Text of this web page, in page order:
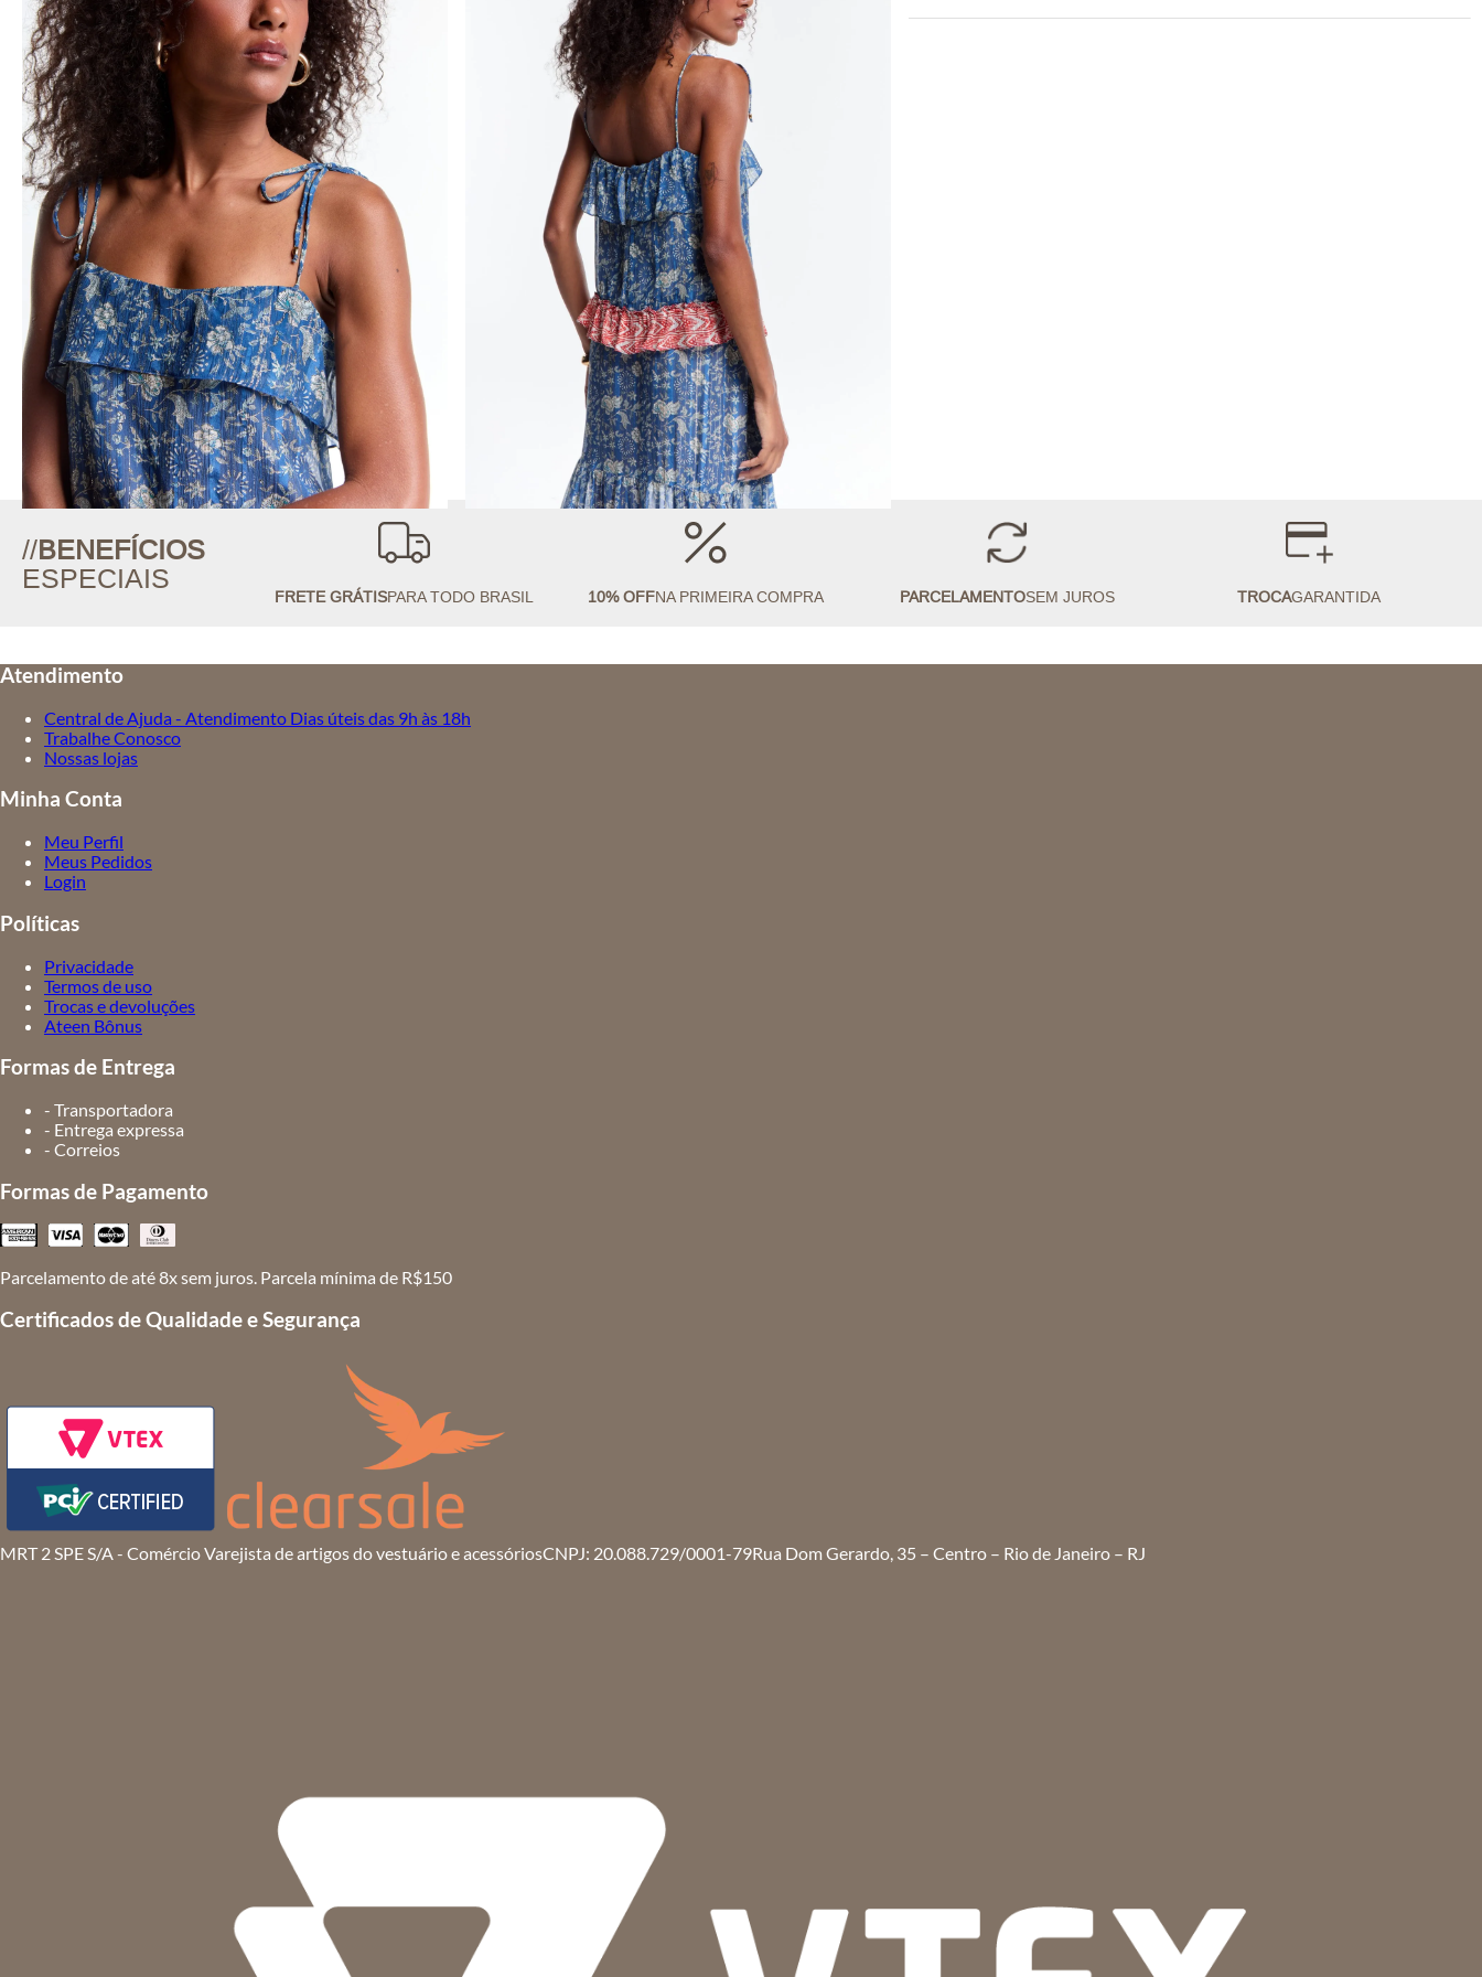
//BENEFÍCIOS
ESPECIAIS
FRETE GRÁTISPARA TODO BRASIL 10% OFFNA PRIMEIRA COMPRA PARCELAMENTOSEM JUROS TROCAGARANTIDA
Atendimento
Central de Ajuda - Atendimento Dias úteis das 9h às 18h
Trabalhe Conosco
Nossas lojas
Minha Conta
Meu Perfil
Meus Pedidos
Login
Políticas
Privacidade
Termos de uso
Trocas e devoluções
Ateen Bônus
Formas de Entrega
- Transportadora
- Entrega expressa
- Correios
Formas de Pagamento
Parcelamento de até 8x sem juros. Parcela mínima de R$150
Certificados de Qualidade e Segurança
MRT 2 SPE S/A - Comércio Varejista de artigos do vestuário e acessóriosCNPJ: 20.088.729/0001-79Rua Dom Gerardo, 35 – Centro – Rio de Janeiro – RJ